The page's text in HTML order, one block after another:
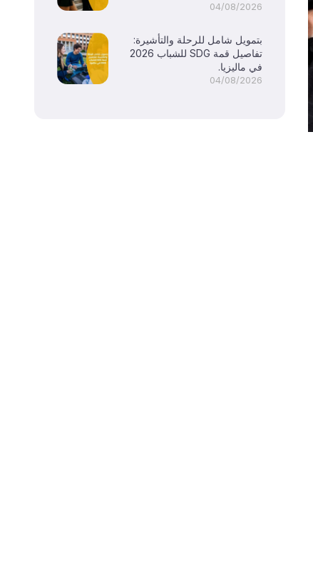
04/08/2026
بتمويل شامل للرحلة والتأشيرة:
تفاصيل قمة SDG للشباب 2026
في ماليزيا.
04/08/2026